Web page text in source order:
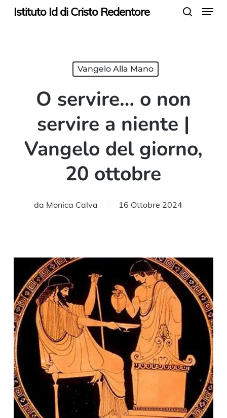
SkipIstituto Id di Cristo Redentore Menu
Vangelo Alla Mano
O servire… o non
servire a niente |
Vangelo del giorno,
20 ottobre
da Monica Calva 16 Ottobre 2024